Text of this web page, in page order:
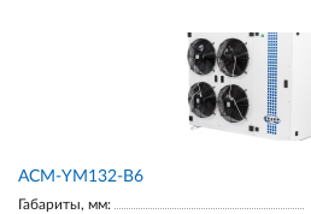
АСМ-YM132-В6
Габариты, мм: